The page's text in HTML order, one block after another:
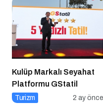
Kulüp Markalı Seyahat
Platformu GStatil
Turizm 2 ay önce